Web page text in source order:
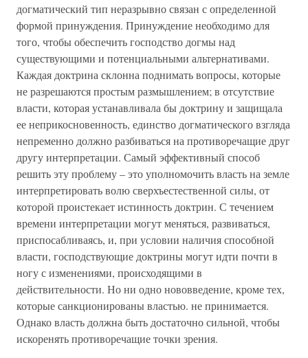
догматический тип неразрывно связан с определенной
формой принуждения. Принуждение необходимо для
того, чтобы обеспечить господство догмы над
существующими и потенциальными альтернативами.
Каждая доктрина склонна поднимать вопросы, которые
не разрешаются простым размышлением; в отсутствие
власти, которая устанавливала бы доктрину и защищала
ее неприкосновенность, единство догматического взгляда
непременно должно разбиваться на противоречащие друг
другу интерпретации. Самый эффективный способ
решить эту проблему – это уполномочить власть на земле
интерпретировать волю сверхъестественной силы, от
которой проистекает истинность доктрин. С течением
времени интерпретации могут меняться, развиваться,
приспосабливаясь, и, при условии наличия способной
власти, господствующие доктрины могут идти почти в
ногу с изменениями, происходящими в
действительности. Но ни одно нововведение, кроме тех,
которые санкционированы властью. не принимается.
Однако власть должна быть достаточно сильной, чтобы
искоренять противоречащие точки зрения.